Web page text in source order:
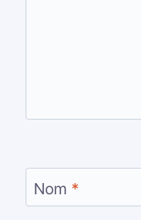
Nom *